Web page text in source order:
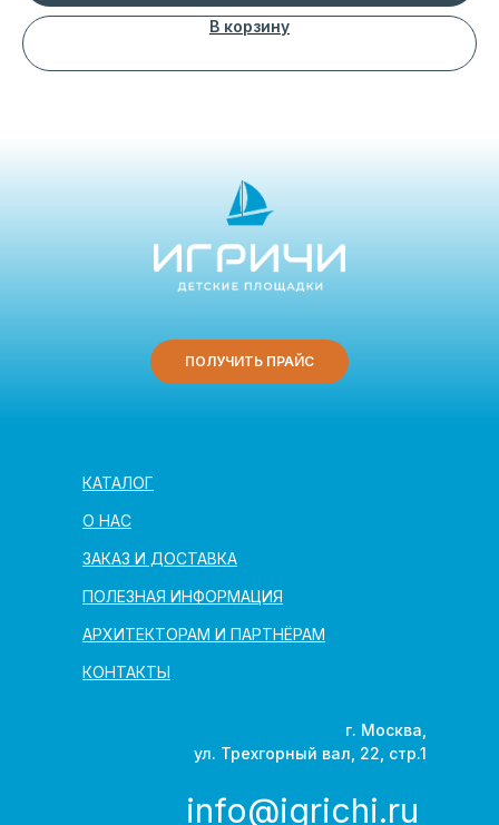
В корзину
АРХИТЕКТОРАМ И ПАРТНЁРАМ
КОНТАКТЫ
ПОЛЕЗНАЯ ИНФОРМАЦИЯ
ЗАКАЗ И ДОСТАВКА
О НАС
КАТАЛОГ
г. Москва,
ул. Трехгорный вал, 22, стр.1
ПОЛУЧИТЬ ПРАЙС
info@igrichi.ru